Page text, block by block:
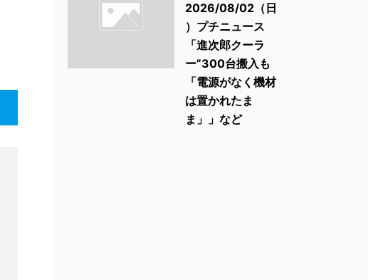
2026/08/02（日
）プチニュース
「進次郎クーラ
ー”300台搬入も
「電源がなく機材
は置かれたま
ま」」など